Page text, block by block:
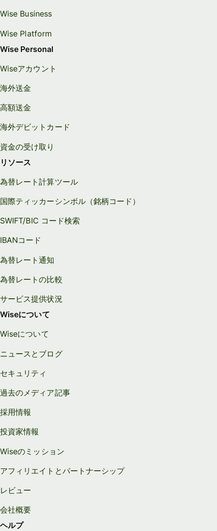
Wise Business
Wise Platform
Wise Personal
Wiseアカウント
海外送金
高額送金
海外デビットカード
資金の受け取り
リソース
為替レート計算ツール
国際ティッカーシンボル（銘柄コード）
SWIFT/BIC コード検索
IBANコード
為替レート通知
為替レートの比較
サービス提供状況
Wiseについて
Wiseについて
ニュースとブログ
セキュリティ
過去のメディア記事
採用情報
投資家情報
Wiseのミッション
アフィリエイトとパートナーシップ
レビュー
会社概要
ヘルプ